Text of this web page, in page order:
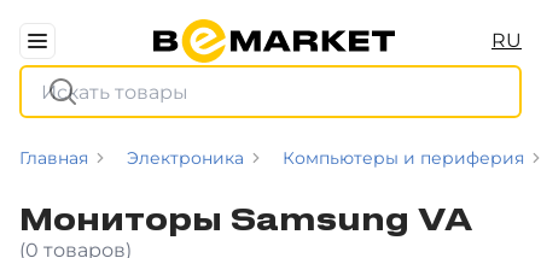
RU
Главная Электроника Компьютеры и периферия
Мониторы Samsung VA
(0 товаров)